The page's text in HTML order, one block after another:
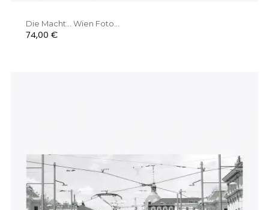
Die Macht... Wien Foto...
Preis
74,00 €